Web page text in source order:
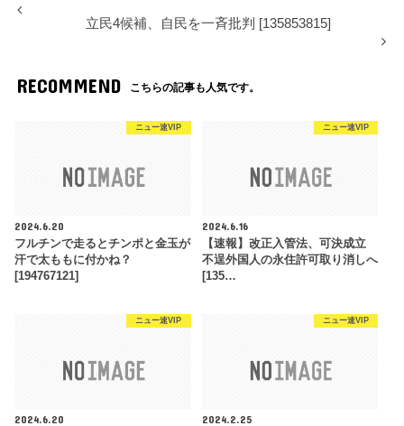
立民4候補、自民を一斉批判 [135853815]
RECOMMEND こちらの記事も人気です。
ニュー速VIP
2024.6.20
フルチンで走るとチンポと金玉が
汗で太ももに付かね？
[194767121]
ニュー速VIP
2024.6.16
【速報】改正入管法、可決成立
不逞外国人の永住許可取り消しへ
[135…
ニュー速VIP
2024.6.20
ニュー速VIP
2024.2.25